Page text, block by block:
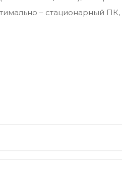
– стационарный ПК,